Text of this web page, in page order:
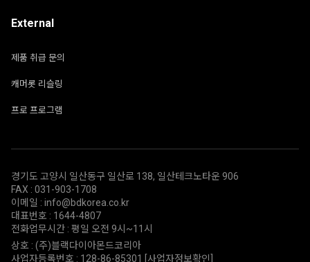
External
제품 취급 문의
캐머롯 리슬링
프로 프로그램
경기도 고양시 일산동구 일산로 138, 일산테크노타운 906
FAX : 031-903-1708
이메일 : info@bdkorea.co.kr
대표번호 : 1644-4807
전화업무시간 : 평일 오전 9시~11시
상호 : (주)블랙다이아몬드코리아
사업자등록번호 : 128-86-85301
[사업자정보확인]